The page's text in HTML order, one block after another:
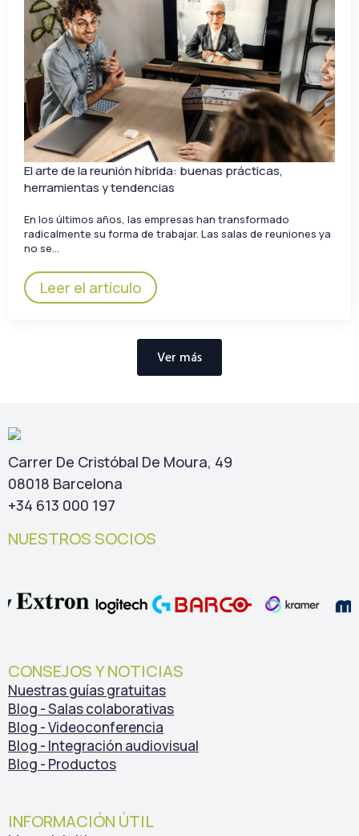
El arte de la reunión híbrida: buenas prácticas,
herramientas y tendencias
En los últimos años, las empresas han transformado
radicalmente su forma de trabajar. Las salas de reuniones ya
no se…
Leer el artículo
Ver más
Carrer De Cristóbal De Moura, 49
08018 Barcelona
+34 613 000 197
NUESTROS SOCIOS
CONSEJOS Y NOTICIAS
Nuestras guías gratuitas
Blog - Salas colaborativas
Blog - Videoconferencia
Blog - Integración audiovisual
Blog - Productos
INFORMACIÓN ÚTIL